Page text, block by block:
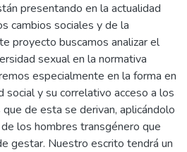
presentando en la actualidad
cambios sociales y de la
proyecto buscamos analizar el
sexual en la normativa
especialmente en la forma en
social y su correlativo acceso a los
de esta se derivan, aplicándolo
los hombres transgénero que
gestar. Nuestro escrito tendrá un